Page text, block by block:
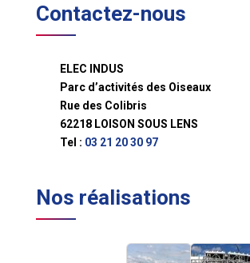
Contactez-nous
ELEC INDUS
Parc d’activités des Oiseaux
Rue des Colibris
62218 LOISON SOUS LENS
Tel : 03 21 20 30 97
Nos réalisations